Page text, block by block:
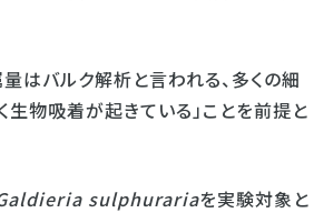
はバルク解析と言われる、多くの細
物吸着が起きている」ことを前提と
sulphurariaを実験対象と